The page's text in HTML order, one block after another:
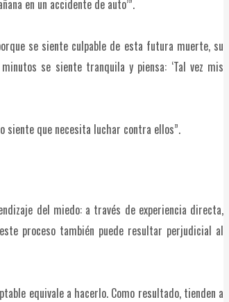
en un accidente de auto’”.
se siente culpable de esta futura muerte, su
se siente tranquila y piensa: ‘Tal vez mis
siente que necesita luchar contra ellos”.
del miedo: a través de experiencia directa,
proceso también puede resultar perjudicial al
equivale a hacerlo. Como resultado, tienden a